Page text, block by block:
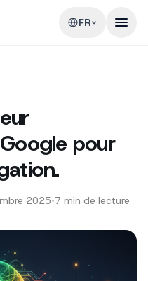
FR
pour
2025•7 min de lecture